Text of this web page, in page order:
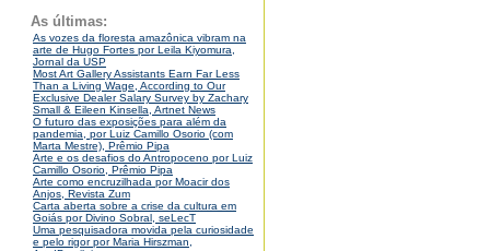
As últimas:
As vozes da floresta amazônica vibram na
arte de Hugo Fortes por Leila Kiyomura,
Jornal da USP
Most Art Gallery Assistants Earn Far Less
Than a Living Wage, According to Our
Exclusive Dealer Salary Survey by Zachary
Small & Eileen Kinsella, Artnet News
O futuro das exposições para além da
pandemia, por Luiz Camillo Osorio (com
Marta Mestre), Prêmio Pipa
Arte e os desafios do Antropoceno por Luiz
Camillo Osorio, Prêmio Pipa
Arte como encruzilhada por Moacir dos
Anjos, Revista Zum
Carta aberta sobre a crise da cultura em
Goiás por Divino Sobral, seLecT
Uma pesquisadora movida pela curiosidade
e pelo rigor por Maria Hirszman,